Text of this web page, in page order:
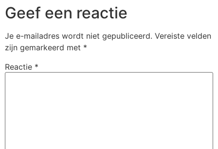
Geef een reactie
Je e-mailadres wordt niet gepubliceerd. Vereiste velden
zijn gemarkeerd met *
Reactie *